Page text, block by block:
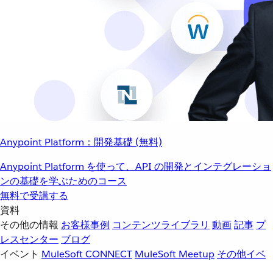
Anypoint Platform：開発基礎 (無料)
Anypoint Platform を使って、API の開発とインテグレーショ
ンの基礎を学ぶためのコース
無料で受講する
資料
その他の情報 お客様事例 コンテンツライブラリ 動画記事 プ
レスセンター ブログ
イベント MuleSoft CONNECT MuleSoft Meetup その他イベ